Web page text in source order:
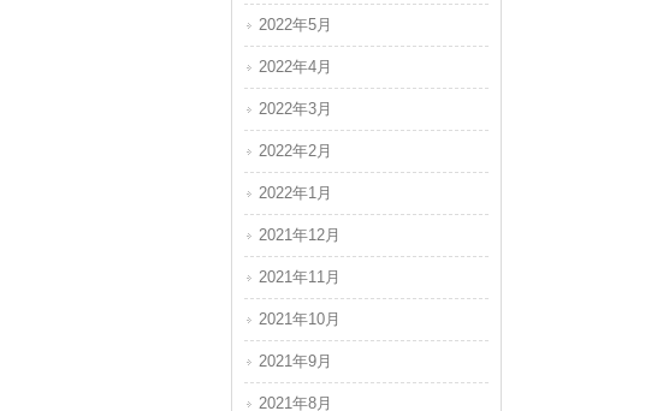
2022年5月
2022年4月
2022年3月
2022年2月
2022年1月
2021年12月
2021年11月
2021年10月
2021年9月
2021年8月